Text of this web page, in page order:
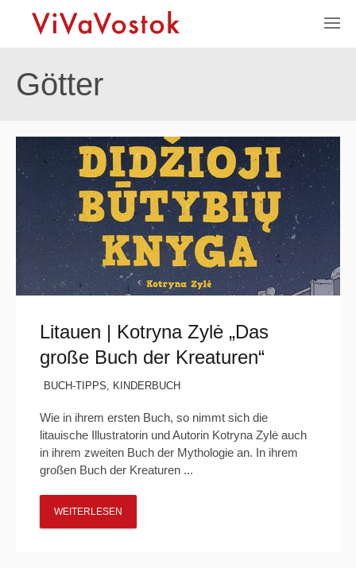
Götter
Litauen | Kotryna Zylė „Das
große Buch der Kreaturen“
BUCH-TIPPS, KINDERBUCH
Wie in ihrem ersten Buch, so nimmt sich die
litauische Illustratorin und Autorin Kotryna Zylė auch
in ihrem zweiten Buch der Mythologie an. In ihrem
großen Buch der Kreaturen ...
WEITERLESEN